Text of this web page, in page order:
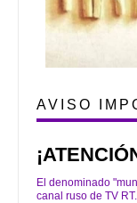
AVISO
El denominado
canal ruso de TV RT.